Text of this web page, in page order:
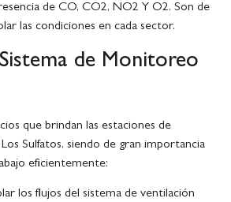
de CO, CO2, NO2 Y O2. Son de
las condiciones en cada sector.
de Monitoreo
que brindan las estaciones de
Sulfatos, siendo de gran importancia
eficientemente:
los flujos del sistema de ventilación